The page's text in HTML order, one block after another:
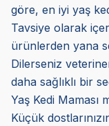
göre, en iyi yaş
Tavsiye olarak
ürünlerden yana
Dilerseniz
daha sağlıklı bir
Yaş Kedi Maması
Küçük